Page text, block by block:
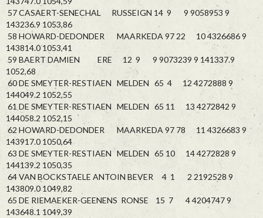
57 CASAERT-SENECHAL RUSSEIGN 14 9 9 9058953 9
143236.9 1053,86
58 HOWARD-DEDONDER MAARKEDA 97 22 10 4326686 9
143814.0 1053,41
59 BAERT DAMIEN ERE 12 9 9 9073239 9 141337.9
1052,68
60 DE SMEYTER-RESTIAEN MELDEN 65 4 12 4272888 9
144049.2 1052,55
61 DE SMEYTER-RESTIAEN MELDEN 65 11 13 4272842 9
144058.2 1052,15
62 HOWARD-DEDONDER MAARKEDA 97 78 11 4326683 9
143917.0 1050,64
63 DE SMEYTER-RESTIAEN MELDEN 65 10 14 4272828 9
144139.2 1050,35
64 VAN BOCKSTAELE ANTOIN BEVER 4 1 2 2192528 9
143809.0 1049,82
65 DE RIEMAEKER-GEENENS RONSE 15 7 4 4204747 9
143648.1 1049,39